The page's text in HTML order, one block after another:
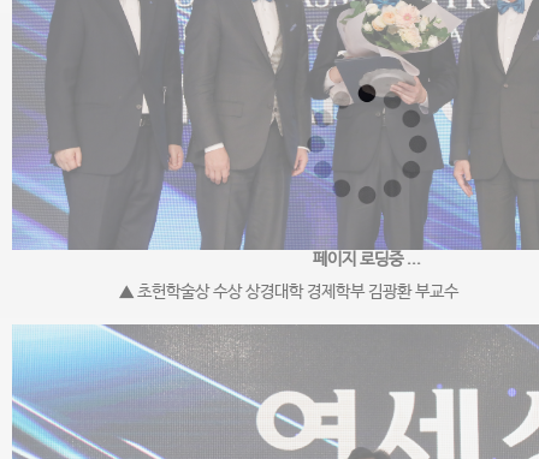
▲ 초헌학술상 수상 상경대학 경제학부 김광환 부교수
페이지 로딩중 ...